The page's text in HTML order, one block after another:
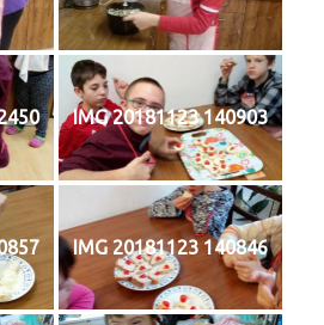
IMG 20181123 140903
IMG 20181123 140846